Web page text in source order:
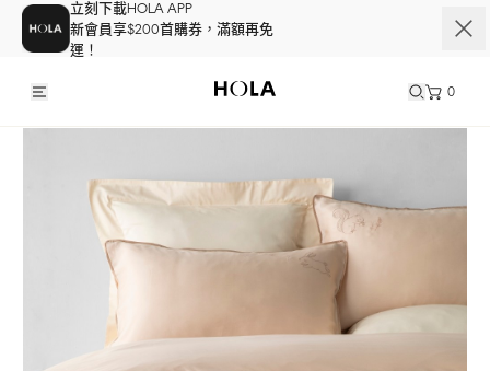
立刻下載HOLA APP
新會員享$200首購券，滿額再免
運！
0